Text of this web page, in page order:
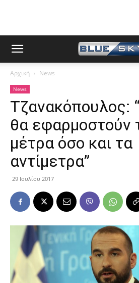
Αρχική News
News
Τζανακόπουλος:
θα εφαρμοστούν
μέτρα όσο και τα
αντίμετρα”
29 Ιουλίου 2017